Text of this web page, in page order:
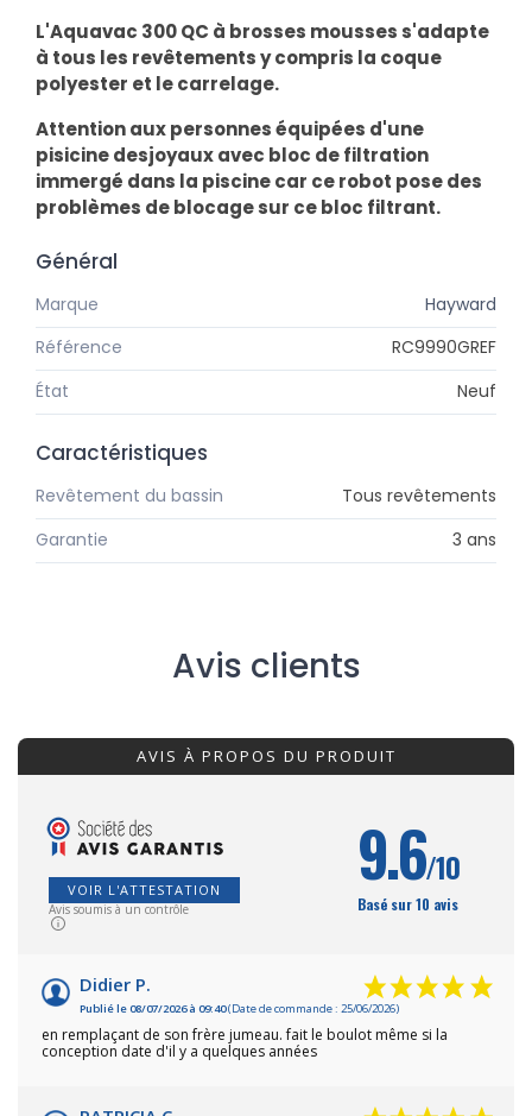
L'Aquavac 300 QC à brosses mousses s'adapte
à tous les revêtements y compris la coque
polyester et le carrelage.
Attention aux personnes équipées d'une
pisicine desjoyauxavec bloc de filtration
immergé dans la piscine car ce robot pose des
problèmes de blocage sur ce bloc filtrant.
Général
Marque
Hayward
Référence
RC9990GREF
État
Neuf
Caractéristiques
Revêtement du bassin
Tous revêtements
Garantie
3 ans
Avis clients
AVIS À PROPOS DU PRODUIT
VOIR L'ATTESTATION
Avis soumis à un contrôle
9.6/10
Basé sur 10 avis
Didier P.
Publié le 08/07/2026 à 09:40(Date de commande : 25/06/2026)
en remplaçant de son frère jumeau. fait le boulot même si la
conception date d'il y a quelques années